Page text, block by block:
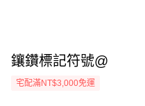
鑲鑽標記符號@
宅配滿NT$3,000免運